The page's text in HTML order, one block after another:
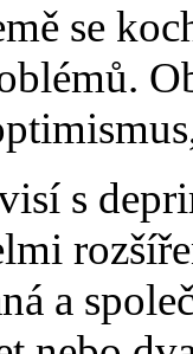
se
s
a